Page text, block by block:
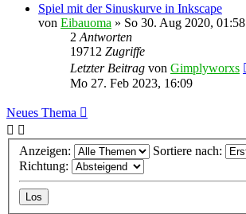
Spiel mit der Sinuskurve in Inkscape
von Eibauoma » So 30. Aug 2020, 01:58
2 Antworten
19712 Zugriffe
Letzter Beitrag von Gimplyworxs
Mo 27. Feb 2023, 16:09
Neues Thema
Anzeigen:
Sortiere nach:
Richtung: